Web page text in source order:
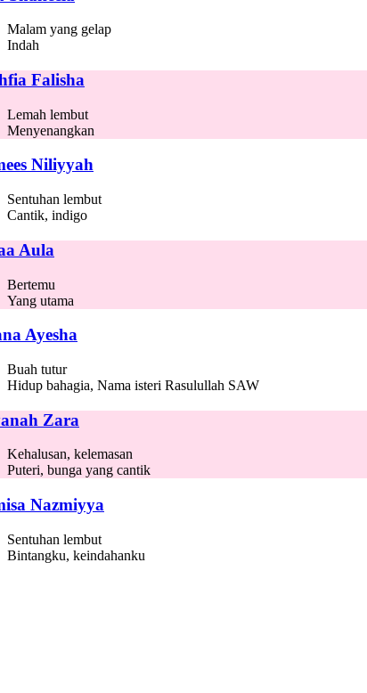
Malam yang gelap
Indah
Falisha
Lemah lembut
Menyenangkan
Niliyyah
Sentuhan lembut
Cantik, indigo
Aula
Bertemu
Yang utama
Ayesha
Buah tutur
Hidup bahagia, Nama isteri Rasulullah SAW
Zara
Kehalusan, kelemasan
Puteri, bunga yang cantik
Nazmiyya
Sentuhan lembut
Bintangku, keindahanku